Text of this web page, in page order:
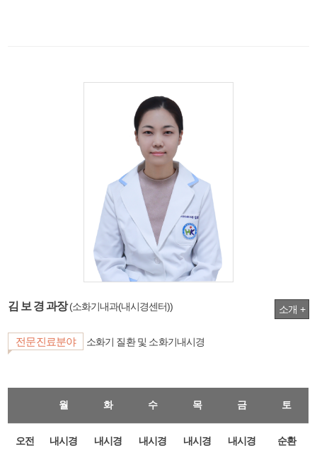
김 보 경 과장(소화기내과(내시경센터)) 소개 +
전문진료분야 소화기 질환 및 소화기내시경
월 화 수 목 금 토
오전 내시경 내시경 내시경 내시경 내시경 순환